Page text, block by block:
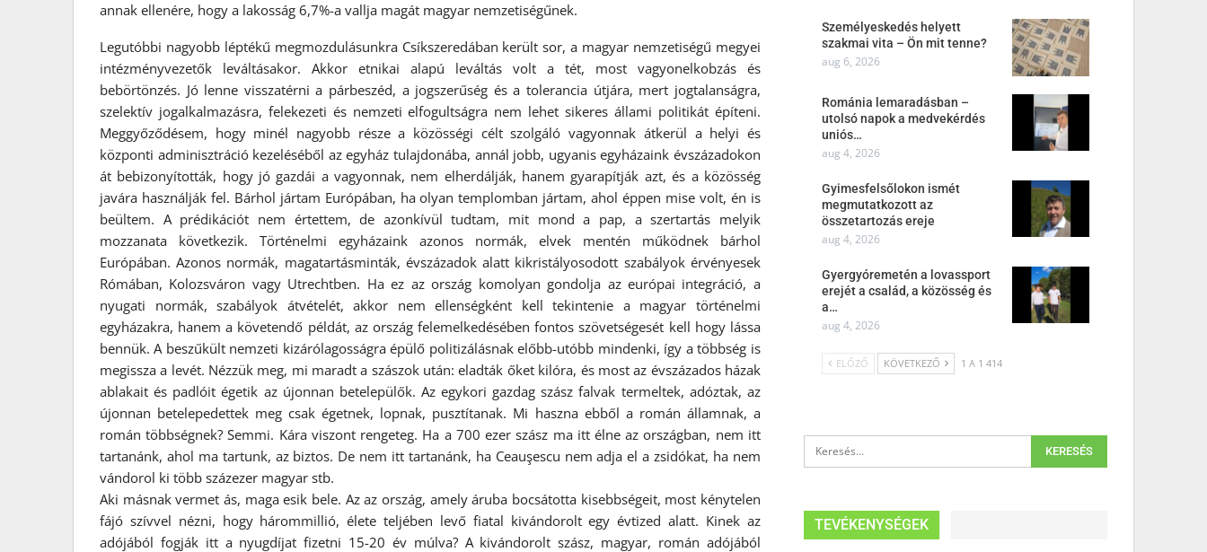
annak ellenére, hogy a lakosság 6,7%-a vallja magát magyar nemzetiségűnek.
Legutóbbi nagyobb léptékű megmozdulásunkra Csíkszeredában került sor, a magyar nemzetiségű megyei
intézményvezetők leváltásakor. Akkor etnikai alapú leváltás volt a tét, most vagyonelkobzás és
bebörtönzés. Jó lenne visszatérni a párbeszéd, a jogszerűség és a tolerancia útjára, mert jogtalanságra,
szelektív jogalkalmazásra, felekezeti és nemzeti elfogultságra nem lehet sikeres állami politikát építeni.
Meggyőződésem, hogy minél nagyobb része a közösségi célt szolgáló vagyonnak átkerül a helyi és
központi adminisztráció kezeléséből az egyház tulajdonába, annál jobb, ugyanis egyházaink évszázadokon
át bebizonyították, hogy jó gazdái a vagyonnak, nem elherdálják, hanem gyarapítják azt, és a közösség
javára használják fel. Bárhol jártam Európában, ha olyan templomban jártam, ahol éppen mise volt, én is
beültem. A prédikációt nem értettem, de azonkívül tudtam, mit mond a pap, a szertartás melyik
mozzanata következik. Történelmi egyházaink azonos normák, elvek mentén működnek bárhol
Európában. Azonos normák, magatartásminták, évszázadok alatt kikristályosodott szabályok érvényesek
Rómában, Kolozsváron vagy Utrechtben. Ha ez az ország komolyan gondolja az európai integráció, a
nyugati normák, szabályok átvételét, akkor nem ellenségként kell tekintenie a magyar történelmi
egyházakra, hanem a követendő példát, az ország felemelkedésében fontos szövetségesét kell hogy lássa
bennük. A beszűkült nemzeti kizárólagosságra épülő politizálásnak előbb-utóbb mindenki, így a többség is
megissza a levét. Nézzük meg, mi maradt a szászok után: eladták őket kilóra, és most az évszázados házak
ablakait és padlóit égetik az újonnan betelepülők. Az egykori gazdag szász falvak termeltek, adóztak, az
újonnan betelepedettek meg csak égetnek, lopnak, pusztítanak. Mi haszna ebből a román államnak, a
román többségnek? Semmi. Kára viszont rengeteg. Ha a 700 ezer szász ma itt élne az országban, nem itt
tartanánk, ahol ma tartunk, az biztos. De nem itt tartanánk, ha Ceauşescu nem adja el a zsidókat, ha nem
vándorol ki több százezer magyar stb.
Aki másnak vermet ás, maga esik bele. Az az ország, amely áruba bocsátotta kisebbségeit, most kénytelen
fájó szívvel nézni, hogy hárommillió, élete teljében levő fiatal kivándorolt egy évtized alatt. Kinek az
adójából fogják itt a nyugdíjat fizetni 15-20 év múlva? A kivándorolt szász, magyar, román adójából
Személyeskedés helyett
szakmai vita – Ön mit tenne?
aug 6, 2026
Románia lemaradásban –
utolsó napok a medvekérdés
uniós…
aug 4, 2026
Gyimesfelsőlokon ismét
megmutatkozott az
összetartozás ereje
aug 4, 2026
Gyergyóremetén a lovassport
erejét a család, a közösség és
a…
aug 4, 2026
ELŐZŐ KÖVETKEZŐ 1 A 1 414
TEVÉKENYSÉGEK